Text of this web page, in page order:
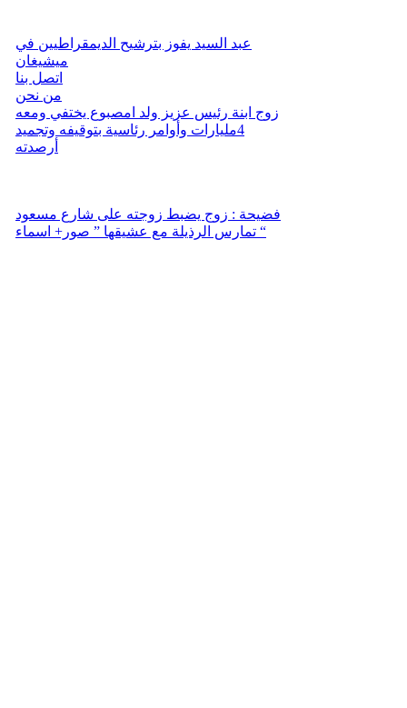
عبد السيد يفوز بترشيح الديمقراطيين في
ميشيغان
اتصل بنا
من نحن
زوج ابنة رئيس عزيز ولد امصبوع يختفي ومعه
4مليارات وأوامر رئاسية بتوقيفه وتجميد
أرصدته
فضيحة : زوج يضبط زوجته على شارع مسعود
تمارس الرذيلة مع عشيقها ” صور+ اسماء “